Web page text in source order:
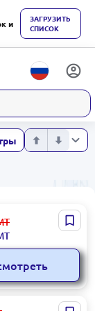
и
ЗАГРУЗИТЬ
СПИСОК
|
с
стали